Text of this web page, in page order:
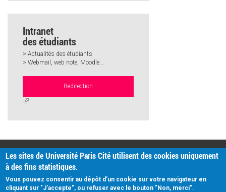
Intranet
des étudiants
> Actualités des étudiants
> Webmail, web note, Moodle...
Redirection
(link
PRATIQUE
Plan d'accès
Intranet
Mentions légales
Données personnelles
Les sites de Université Paris Cité utilisent des cookies uniquement
à des fins statistiques.
Vous pouvez consentir au dépôt d'un cookie sur votre navigateur en
cliquant sur "J'accepte", ou refuser avec le bouton "Non, merci".